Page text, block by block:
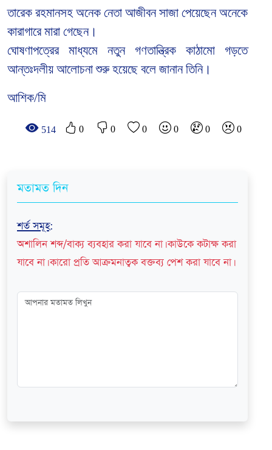
তারেক রহমানসহ অনেক নেতা আজীবন সাজা পেয়েছেন অনেকে
কারাগারে মারা গেছেন।
ঘোষণাপত্রের মাধ্যমে নতুন গণতান্ত্রিক কাঠামো গড়তে
আন্তঃদলীয় আলোচনা শুরু হয়েছে বলে জানান তিনি।
আশিক/মি
514 0 0 0 0 0 0
মতামত দিন
শর্ত সমূহ:
অশালিন শব্দ/বাক্য ব্যবহার করা যাবে না। কাউকে কটাক্ষ করা
যাবে না। কারো প্রতি আক্রমনাত্বক বক্তব্য পেশ করা যাবে না।